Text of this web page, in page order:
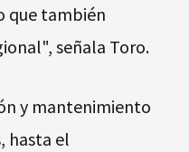
que también
señala Toro.
y mantenimiento
hasta el